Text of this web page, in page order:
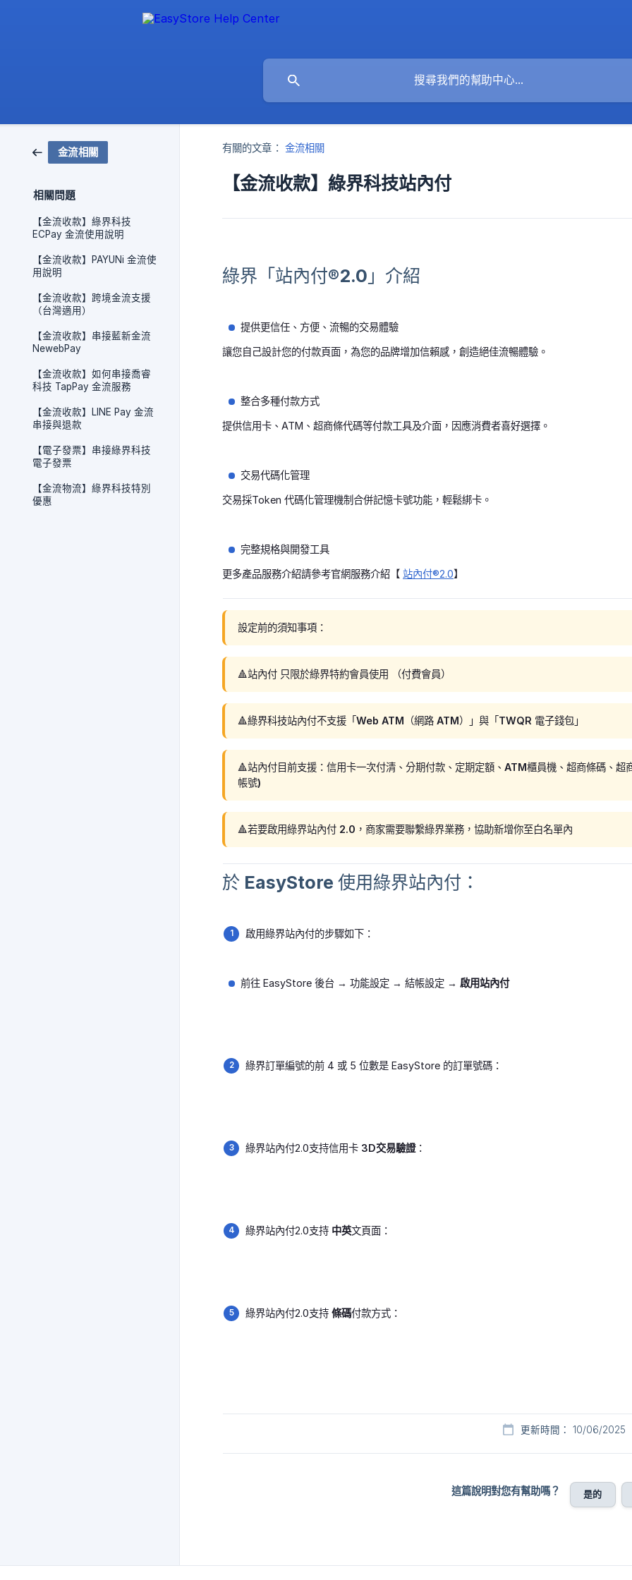
金流相關
相關問題
【金流收款】綠界科技
ECPay 金流使用說明
【金流收款】PAYUNi 金流使
用說明
【金流收款】跨境金流支援
（台灣適用）
【金流收款】串接藍新金流
NewebPay
【金流收款】如何串接喬睿
科技 TapPay 金流服務
【金流收款】LINE Pay 金流
串接與退款
【電子發票】串接綠界科技
電子發票
【金流物流】綠界科技特別
優惠
有關的文章： 金流相關
【金流收款】綠界科技站內付
綠界「站內付®2.0」介紹
提供更信任、方便、流暢的交易體驗
讓您自己設計您的付款頁面，為您的品牌增加信賴感，創造絕佳流暢體驗。
整合多種付款方式
提供信用卡、ATM、超商條代碼等付款工具及介面，因應消費者喜好選擇。
交易代碼化管理
交易採Token 代碼化管理機制合併記憶卡號功能，輕鬆綁卡。
完整規格與開發工具
更多產品服務介紹請參考官網服務介紹【 站內付®2.0】
設定前的須知事項：
🔺站內付 只限於綠界特約會員使用 （付費會員）
🔺綠界科技站內付不支援「Web ATM（網路 ATM）」與「TWQR 電子錢包」
🔺站內付目前支援：信用卡一次付清、分期付款、定期定額、ATM櫃員機、超商條碼
帳號)
🔺若要啟用綠界站內付 2.0，商家需要聯繫綠界業務，協助新增你至白名單內
於 EasyStore 使用綠界站內付：
啟用綠界站內付的步驟如下：
前往 EasyStore 後台 → 功能設定 → 結帳設定 → 啟用站內付
綠界訂單編號的前 4 或 5 位數是 EasyStore 的訂單號碼：
綠界站內付2.0支持信用卡 3D交易驗證：
綠界站內付2.0支持 中英文頁面：
綠界站內付2.0支持 條碼付款方式：
更新時間： 10/06/2025
這篇說明對您有幫助嗎？ 是的